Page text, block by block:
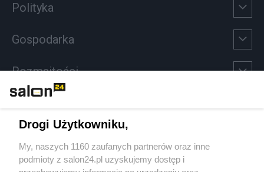
Polityka
Gospodarka
Rozmaitości
Sport
Społeczeństwo
Drogi Użytkowniku,
My, naszych 1160 zaufanych partnerów oraz inne
podmioty z salon24.pl uzyskujemy dostęp i